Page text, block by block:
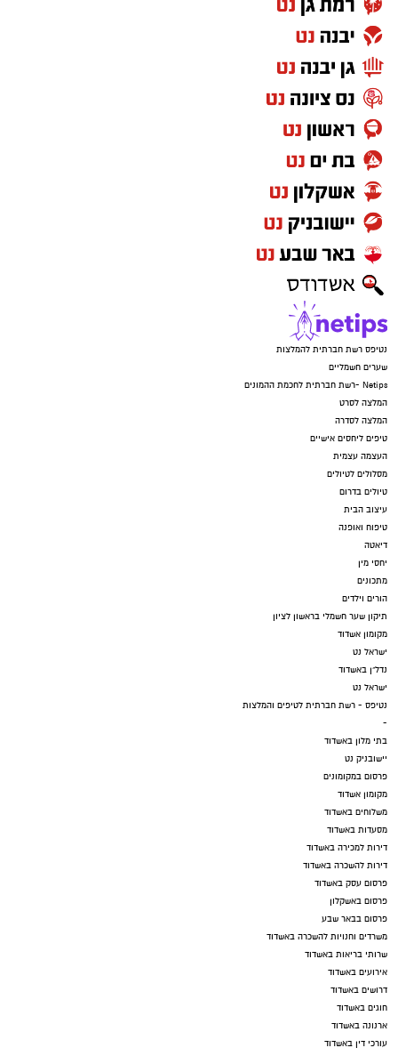
נטיפס רשת חברתית להמלצות
שערים חשמליים
Netips -רשת חברתית לחכמת ההמונים
המלצה לסרט
המלצה לסדרה
טיפים ליחסים אישיים
העצמה עצמית
מסלולים לטיולים
טיולים בדרום
עיצוב הבית
טיפוח ואופנה
דיאטה
יחסי מין
מתכונים
הורים וילדים
תיקון שער חשמלי בראשון לציון
מקומון אשדוד
ישראל נט
נדל"ן באשדוד
ישראל נט
נטיפס - רשת חברתית לטיפים והמלצות
-
בתי מלון באשדוד
יישובניק נט
פרסום במקומונים
מקומון אשדוד
משלוחים באשדוד
מסעדות באשדוד
דירות למכירה באשדוד
דירות להשכרה באשדוד
פרסום עסק באשדוד
פרסום באשקלון
פרסום בבאר שבע
משרדים וחנויות להשכרה באשדוד
שרותי בריאות באשדוד
אירועים באשדוד
דרושים באשדוד
חוגים באשדוד
ארנונה באשדוד
עורכי דין באשדוד